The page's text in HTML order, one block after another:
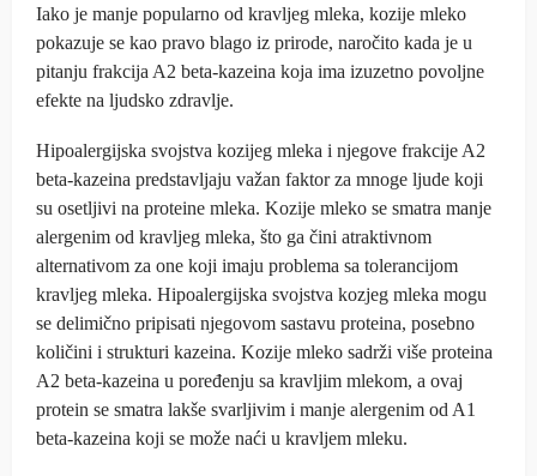
Iako je manje popularno od kravljeg mleka, kozije mleko
pokazuje se kao pravo blago iz prirode, naročito kada je u
pitanju frakcija A2 beta-kazeina koja ima izuzetno povoljne
efekte na ljudsko zdravlje.
Hipoalergijska svojstva kozijeg mleka i njegove frakcije A2
beta-kazeina predstavljaju važan faktor za mnoge ljude koji
su osetljivi na proteine mleka. Kozije mleko se smatra manje
alergenim od kravljeg mleka, što ga čini atraktivnom
alternativom za one koji imaju problema sa tolerancijom
kravljeg mleka. Hipoalergijska svojstva kozjeg mleka mogu
se delimično pripisati njegovom sastavu proteina, posebno
količini i strukturi kazeina. Kozije mleko sadrži više proteina
A2 beta-kazeina u poređenju sa kravljim mlekom, a ovaj
protein se smatra lakše svarljivim i manje alergenim od A1
beta-kazeina koji se može naći u kravljem mleku.